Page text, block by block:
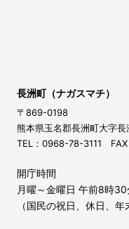
長洲町（ナガスマチ）
〒869-0198
熊本県玉名郡長洲町大字
TEL：0968-78-3111
開庁時間
月曜～金曜日 午前8時
（国民の祝日、休日、年